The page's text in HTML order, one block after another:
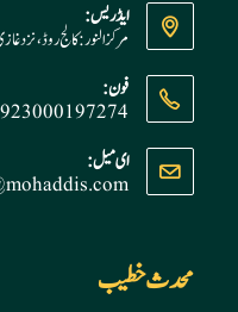
ایڈریس:
مرکز النور: کالج روڈ، نزد
فون:
in
application
ای میل:
محدث خطیب